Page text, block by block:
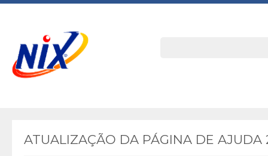
ATUALIZAÇÃO DA PÁGINA DE AJUDA